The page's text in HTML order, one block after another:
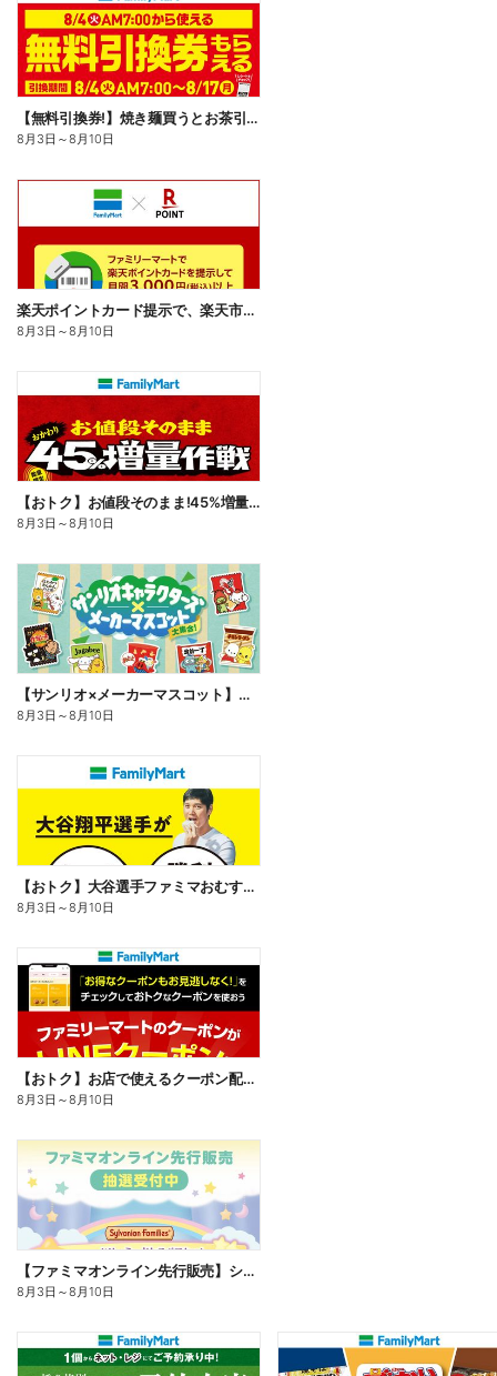
【無料引換券!】焼き麺買うとお茶引換券貰える!
8月3日 ～8月10日
楽天ポイントカード提示で、楽天市場でのお買い物がおトクに!
8月3日 ～8月10日
【おトク】お値段そのまま!45%増量作戦!
8月3日 ～8月10日
【サンリオ×メーカーマスコット】オリジナルグッズ貰える!
8月3日 ～8月10日
【おトク】大谷選手ファミマおむすび割
8月3日 ～8月10日
【おトク】お店で使えるクーポン配信中
8月3日 ～8月10日
【ファミマオンライン先行販売】シルバニアファミリー
8月3日 ～8月10日